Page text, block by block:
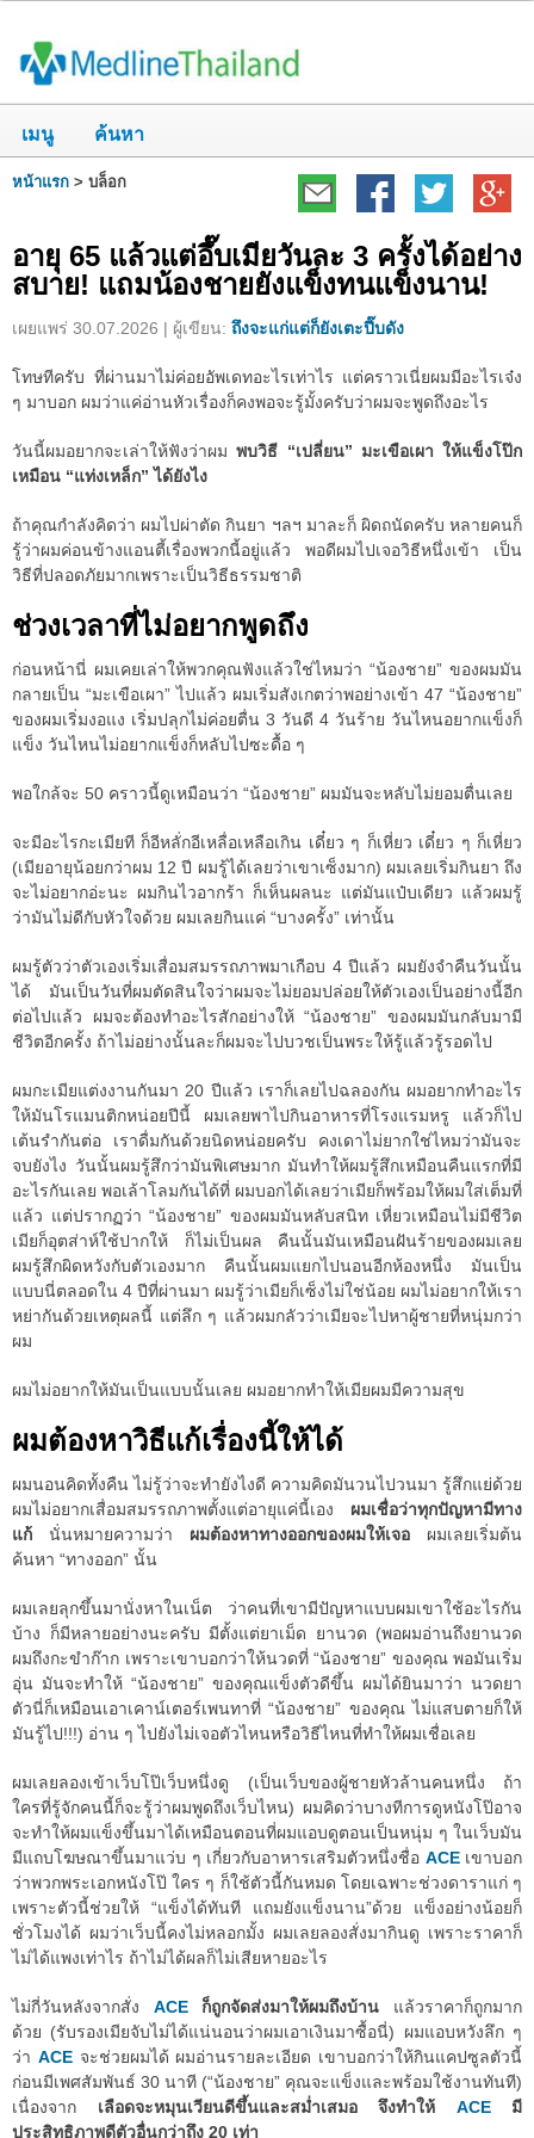
เมนู ค้นหา
หน้าแรก > บล็อก
อายุ 65 แล้วแต่อึ๊บเมียวันละ 3 ครั้งได้อย่าง
สบาย! แถมน้องชายยังแข็งทนแข็งนาน!
เผยแพร่ 30.07.2026 | ผู้เขียน: ถึงจะแก่แต่ก็ยังเตะปี๊บดัง
โทษทีครับ ที่ผ่านมาไม่ค่อยอัพเดทอะไรเท่าไร แต่คราวเนี่ยผมมีอะไรเจ๋ง
ๆ มาบอก ผมว่าแค่อ่านหัวเรื่องก็คงพอจะรู้มั้งครับว่าผมจะพูดถึงอะไร
วันนี้ผมอยากจะเล่าให้ฟังว่าผมพบวิธี “เปลี่ยน” มะเขือเผา ให้แข็งโป๊ก
เหมือน “แท่งเหล็ก” ได้ยังไง
ถ้าคุณกำลังคิดว่า ผมไปผ่าตัด กินยา ฯลฯ มาละก็ ผิดถนัดครับ หลายคนก็
รู้ว่าผมค่อนข้างแอนตี้เรื่องพวกนี้อยู่แล้ว พอดีผมไปเจอวิธีหนึ่งเข้า เป็น
วิธีที่ปลอดภัยมากเพราะเป็นวิธีธรรมชาติ
ช่วงเวลาที่ไม่อยากพูดถึง
ก่อนหน้านี่ ผมเคยเล่าให้พวกคุณฟังแล้วใช่ไหมว่า “น้องชาย” ของผมมัน
กลายเป็น “มะเขือเผา” ไปแล้ว ผมเริ่มสังเกตว่าพอย่างเข้า 47 “น้องชาย”
ของผมเริ่มงอแง เริ่มปลุกไม่ค่อยตื่น 3 วันดี 4 วันร้าย วันไหนอยากแข็งก็
แข็ง วันไหนไม่อยากแข็งก็หลับไปซะดื้อ ๆ
พอใกล้จะ 50 คราวนี้ดูเหมือนว่า “น้องชาย” ผมมันจะหลับไม่ยอมตื่นเลย
จะมีอะไรกะเมียที ก็อีหลั่กอีเหลื่อเหลือเกิน เดี๋ยว ๆ ก็เหี่ยว เดี๋ยว ๆ ก็เหี่ยว
(เมียอายุน้อยกว่าผม 12 ปี ผมรู้ได้เลยว่าเขาเซ็งมาก) ผมเลยเริ่มกินยา ถึง
จะไม่อยากอ่ะนะ ผมกินไวอากร้า ก็เห็นผลนะ แต่มันแป๋บเดียว แล้วผมรู้
ว่ามันไม่ดีกับหัวใจด้วย ผมเลยกินแค่ “บางครั้ง” เท่านั้น
ผมรู้ตัวว่าตัวเองเริ่มเสื่อมสมรรถภาพมาเกือบ 4 ปีแล้ว ผมยังจำคืนวันนั้น
ได้ มันเป็นวันที่ผมตัดสินใจว่าผมจะไม่ยอมปล่อยให้ตัวเองเป็นอย่างนี้อีก
ต่อไปแล้ว ผมจะต้องทำอะไรสักอย่างให้ “น้องชาย” ของผมมันกลับมามี
ชีวิตอีกครั้ง ถ้าไม่อย่างนั้นละก็ผมจะไปบวชเป็นพระให้รู้แล้วรู้รอดไป
ผมกะเมียแต่งงานกันมา 20 ปีแล้ว เราก็เลยไปฉลองกัน ผมอยากทำอะไร
ให้มันโรแมนติกหน่อยปีนี้ ผมเลยพาไปกินอาหารที่โรงแรมหรู แล้วก็ไป
เต้นรำกันต่อ เราดื่มกันด้วยนิดหน่อยครับ คงเดาไม่ยากใช่ไหมว่ามันจะ
จบยังไง วันนั้นผมรู้สึกว่ามันพิเศษมาก มันทำให้ผมรู้สึกเหมือนคืนแรกที่มี
อะไรกันเลย พอเล้าโลมกันได้ที่ ผมบอกได้เลยว่าเมียก็พร้อมให้ผมใส่เต็มที่
แล้ว แต่ปรากฏว่า “น้องชาย” ของผมมันหลับสนิท เหี่ยวเหมือนไม่มีชีวิต
เมียก็อุตส่าห์ใช้ปากให้ ก็ไม่เป็นผล คืนนั้นมันเหมือนฝันร้ายของผมเลย
ผมรู้สึกผิดหวังกับตัวเองมาก คืนนั้นผมแยกไปนอนอีกห้องหนึ่ง มันเป็น
แบบนี่ตลอดใน 4 ปีที่ผ่านมา ผมรู้ว่าเมียก็เซ็งไม่ใช่น้อย ผมไม่อยากให้เรา
หย่ากันด้วยเหตุผลนี้ แต่ลึก ๆ แล้วผมกลัวว่าเมียจะไปหาผู้ชายที่หนุ่มกว่า
ผม
ผมไม่อยากให้มันเป็นแบบนั้นเลย ผมอยากทำให้เมียผมมีความสุข
ผมต้องหาวิธีแก้เรื่องนี้ให้ได้
ผมนอนคิดทั้งคืน ไม่รู้ว่าจะทำยังไงดี ความคิดมันวนไปวนมา รู้สึกแย่ด้วย
ผมไม่อยากเสื่อมสมรรถภาพตั้งแต่อายุแค่นี้เอง ผมเชื่อว่าทุกปัญหามีทาง
แก้ นั่นหมายความว่า ผมต้องหาทางออกของผมให้เจอ ผมเลยเริ่มต้น
ค้นหา “ทางออก” นั้น
ผมเลยลุกขึ้นมานั่งหาในเน็ต ว่าคนที่เขามีปัญหาแบบผมเขาใช้อะไรกัน
บ้าง ก็มีหลายอย่างนะครับ มีตั้งแต่ยาเม็ด ยานวด (พอผมอ่านถึงยานวด
ผมถึงกะขำก๊าก เพราะเขาบอกว่าให้นวดที่ “น้องชาย” ของคุณ พอมันเริ่ม
อุ่น มันจะทำให้ “น้องชาย” ของคุณแข็งตัวดีขึ้น ผมได้ยินมาว่า นวดยา
ตัวนี่ก็เหมือนเอาเคาน์เตอร์เพนทาที่ “น้องชาย” ของคุณ ไม่แสบตายก็ให้
มันรู้ไป!!!) อ่าน ๆ ไปยังไม่เจอตัวไหนหรือวิธีไหนที่ทำให้ผมเชื่อเลย
ผมเลยลองเข้าเว็บโป๊เว็บหนึ่งดู (เป็นเว็บของผู้ชายหัวล้านคนหนึ่ง ถ้า
ใครที่รู้จักคนนี้ก็จะรู้ว่าผมพูดถึงเว็บไหน) ผมคิดว่าบางทีการดูหนังโป๊อาจ
จะทำให้ผมแข็งขึ้นมาได้เหมือนตอนที่ผมแอบดูตอนเป็นหนุ่ม ๆ ในเว็บมัน
มีแถบโฆษณาขึ้นมาแว่บ ๆ เกี่ยวกับอาหารเสริมตัวหนึ่งชื่อ ACEเขาบอก
ว่าพวกพระเอกหนังโป๊ ใคร ๆ ก็ใช้ตัวนี้กันหมด โดยเฉพาะช่วงดาราแก่ ๆ
เพราะตัวนี้ช่วยให้ “แข็งได้ทันที แถมยังแข็งนาน”ด้วย แข็งอย่างน้อยก็
ชั่วโมงได้ ผมว่าเว็บนี้คงไม่หลอกมั้ง ผมเลยลองสั่งมากินดู เพราะราคาก็
ไม่ได้แพงเท่าไร ถ้าไม่ได้ผลก็ไม่เสียหายอะไร
ไม่กี่วันหลังจากสั่ง ACE ก็ถูกจัดส่งมาให้ผมถึงบ้าน แล้วราคาก็ถูกมาก
ด้วย (รับรองเมียจับไม่ได้แน่นอนว่าผมเอาเงินมาซื้อนี่) ผมแอบหวังลึก ๆ
ว่า ACEจะช่วยผมได้ ผมอ่านรายละเอียด เขาบอกว่าให้กินแคปซูลตัวนี้
ก่อนมีเพศสัมพันธ์ 30 นาที (“น้องชาย” คุณจะแข็งและพร้อมใช้งานทันที)
เนื่องจาก เลือดจะหมุนเวียนดีขึ้นและสม่ำเสมอ จึงทำให้ ACEมี
ประสิทธิภาพดีตัวอื่นกว่าถึง 20 เท่า